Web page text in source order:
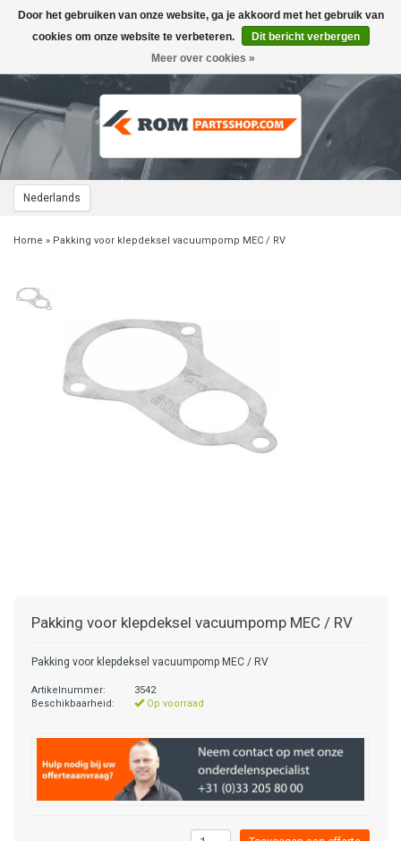
Nederlands
Toggle
navigation
Home » Pakking voor klepdeksel vacuumpomp MEC / RV
Pakking voor klepdeksel vacuumpomp MEC / RV
Pakking voor klepdeksel vacuumpomp MEC / RV
Artikelnummer:
3542
Beschikbaarheid:
Op voorraad
Door het gebruiken van onze website, ga je akkoord met het gebruik van
cookies om onze website te verbeteren.
Dit bericht verbergen
Meer over cookies »